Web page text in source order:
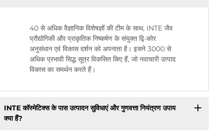
40 से अधिक वैज्ञानिक विशेषज्ञों की टीम के साथ, INTE जैव
प्रौद्योगिकी और प्राकृतिक निष्कर्षण के संयुक्त द्वि-कोर
अनुसंधान एवं विकास दर्शन को अपनाता है। इसने 3000 से
अधिक प्रभावी सिद्ध सूत्र विकसित किए हैं, जो नवाचारी उत्पाद
विकास का समर्थन करते हैं।
INTE कॉस्मेटिक्स के पास उत्पादन सुविधाएं और गुणवत्ता नियंत्रण उपाय
क्या हैं?